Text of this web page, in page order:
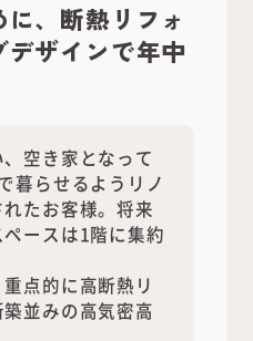
、断熱リフォ
ザインで年中
空き家となって
暮らせるようリノ
たお客様。将来
ースは1階に集約
点的に高断熱リ
並みの高気密高